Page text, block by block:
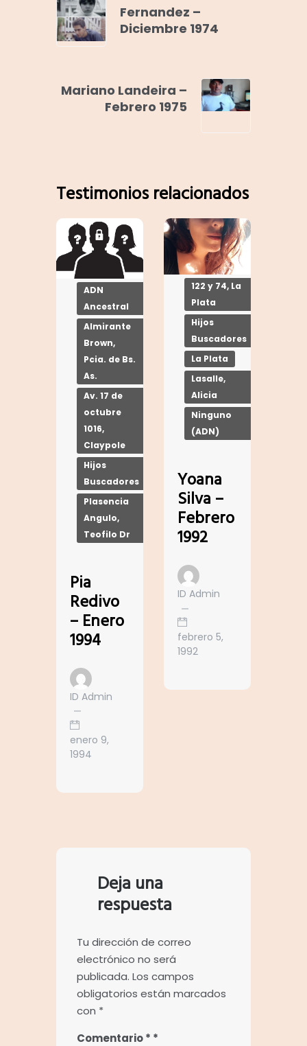
Fernandez –
Diciembre 1974
Mariano Landeira –
Febrero 1975
Testimonios relacionados
ADN
Ancestral
Almirante
Brown,
Pcia. de Bs.
As.
Av. 17 de
octubre
1016,
Claypole
Hijos
Buscadores
Plasencia
Angulo,
Teofilo Dr
Pia
Redivo
– Enero
1994
ID Admin
enero 9,
1994
122 y 74, La
Plata
Hijos
Buscadores
La Plata
Lasalle,
Alicia
Ninguno
(ADN)
Yoana
Silva –
Febrero
1992
ID Admin
febrero 5,
1992
Deja una
respuesta
Tu dirección de correo
electrónico no será
publicada. Los campos
obligatorios están marcados
con *
Comentario*